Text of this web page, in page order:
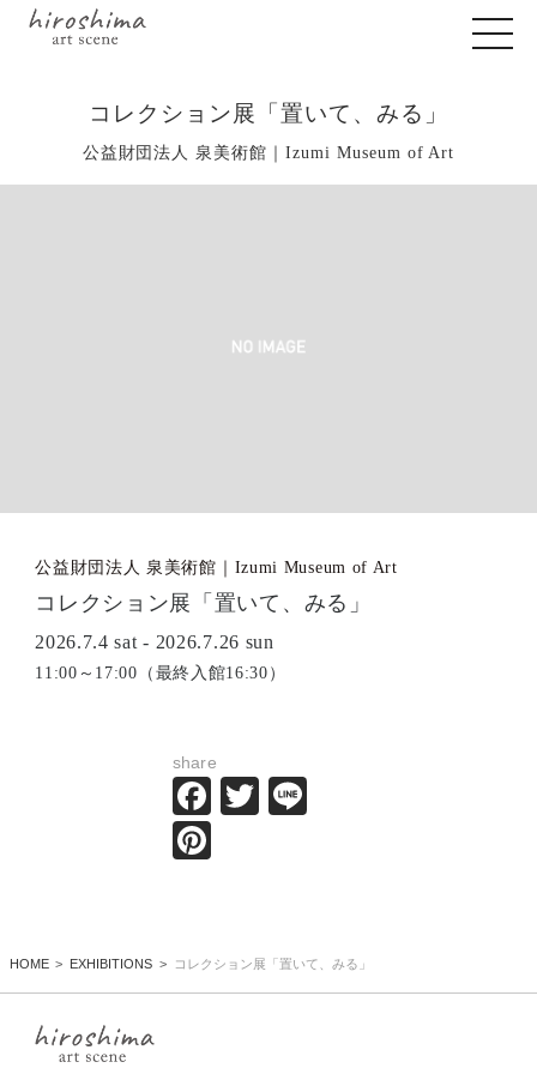
コレクション展「置いて、みる」
公益財団法人 泉美術館｜Izumi Museum of Art
公益財団法人 泉美術館｜Izumi Museum of Art
コレクション展「置いて、みる」
2026.7.4 sat - 2026.7.26 sun
11:00～17:00（最終入館16:30）
share
Facebook
Twitter
HOME EXHIBITIONS コレクション展「置いて、みる」